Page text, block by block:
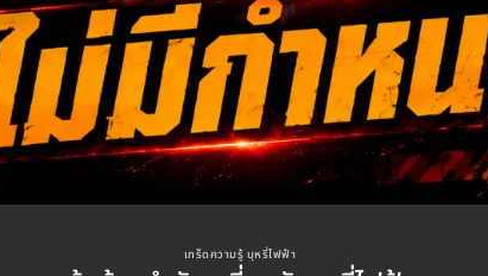
เกร็ดความรู้ บุหรี่ไฟฟ้า